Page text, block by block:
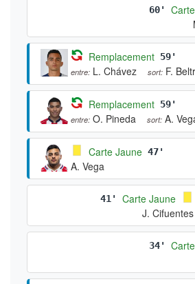
60'
Remplacement 59'
entre: L. Chávez sort: F.
Remplacement 59'
entre: O. Pineda sort: A.
Carte Jaune 47'
A. Vega
41'
Carte Jaune
J. Cifuentes
34'